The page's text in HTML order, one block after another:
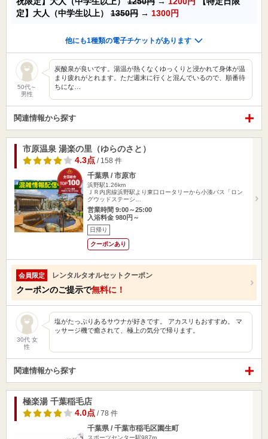
定】大人（中学生以上） 1350円 → 1300円
他にも1種類の電子チケットがあります
50代～
男性
炭酸泉が良いです。湯温が熱くなくゆっくりと浸かれて身体が温
まり疲れがとれます。ただ週末に行くと混んでいるので、順番待
ちにな…
関連情報から探す
市原温泉 湯楽の里（ゆらのさと）
4.3点 / 158 件
千葉県 / 市原市
浜野駅1.26km
ＪＲ内房線浜野駅より東口ロータリーから小湊バス「ロン
グウッドステーシ…
営業時間 9:00～25:00
入浴料金 980円～
日帰り
クーポンあり
会員限定 レンタルタオルセットクーポン
クーポンのご提示で無料に！
30代 女
性
塩がたっぷりあるサウナが好きです。 アカスリもおすすめ。 マ
ッサージ機で癒されて、極上の気分で帰ります。
関連情報から探す
極楽湯 千葉稲毛店
4.0点 / 78 件
千葉県 / 千葉市稲毛区園生町
スポーツセンター駅987m